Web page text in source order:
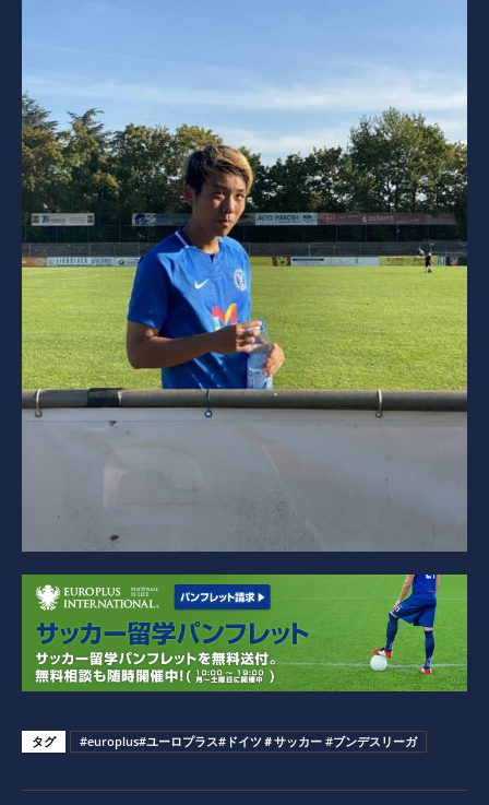
タグ #europlus#ユーロプラス#ドイツ＃サッカー #ブンデスリーガ